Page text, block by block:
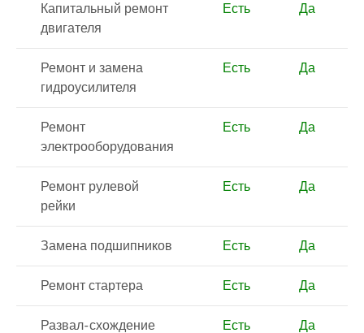
Капитальный ремонт
двигателя
Есть Да
Ремонт и замена
гидроусилителя
Есть Да
Ремонт
электрооборудования
Есть Да
Ремонт рулевой
рейки
Есть Да
Замена подшипников Есть Да
Ремонт стартера Есть Да
Развал-схождение Есть Да